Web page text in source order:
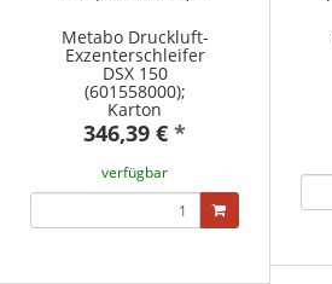
Metabo Druckluft-
Exzenterschleifer
DSX 150
(601558000);
Karton
346,39 € *
verfügbar